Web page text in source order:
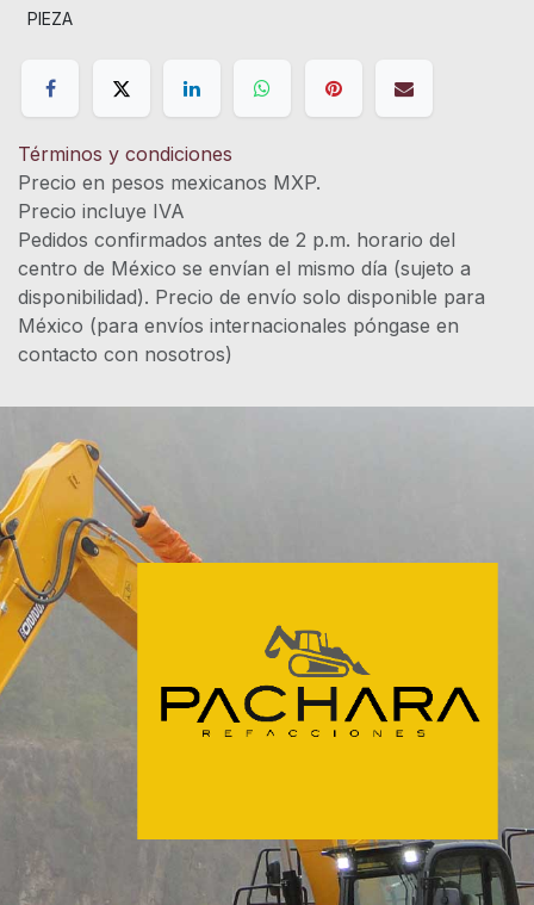
PIEZA
Términos y condiciones
Precio en pesos mexicanos MXP.
Precio incluye IVA
Pedidos confirmados antes de 2 p.m. horario del
centro de México se envían el mismo día (sujeto a
disponibilidad). Precio de envío solo disponible para
México (para envíos internacionales póngase en
contacto con nosotros)